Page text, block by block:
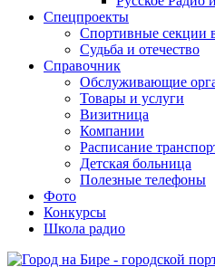
Спецпроекты
Спортивные секции
Судьба и отечество
Справочник
Обслуживающие
Товары и услуги
Визитница
Компании
Расписание
Детская больница
Полезные телефоны
Фото
Конкурсы
Школа радио